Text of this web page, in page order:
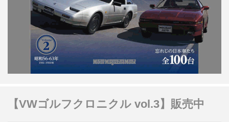
【VWゴルフクロニクル vol.3】販売中